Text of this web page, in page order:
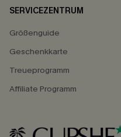
SERVICEZENTRUM
Größenguide
Geschenkkarte
Treueprogramm
Affiliate Programm